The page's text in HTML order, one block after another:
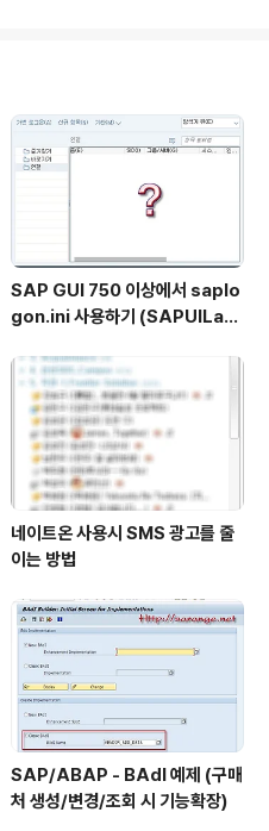
통근 차량을
) 6시 30분 경
하였으나... 지
출근하는 동안
SAP GUI 750 이상에서 saplo
gon.ini 사용하기 (SAPUILan
네이트온 사용시 SMS 광고를 줄
이는 방법
SAP/ABAP - BAdI 예제 (구매
처 생성/변경/조회 시 기능확장)